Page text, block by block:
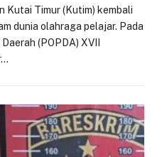
Kutai Timur (Kutim) kembali
dunia olahraga pelajar. Pada
(POPDA) XVII